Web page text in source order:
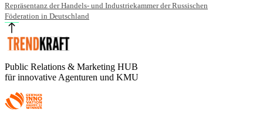
Repräsentanz der Handels- und Industriekammer der Russischen
Föderation in Deutschland
Public Relations & Marketing HUB
für innovative Agenturen und KMU